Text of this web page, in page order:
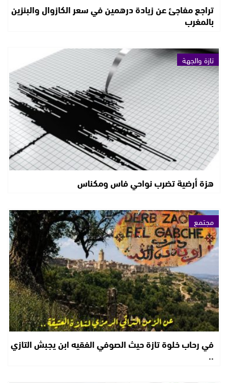
تراجع مفاجئ عن زيادة درهمين في سعر الكازوال والبنزين
بالمغرب
تازة والجهة
هزة أرضية تضرب نواحي فاس ومكناس
مجتمع
في رحاب خلوة تازة حيث الصوفي الفقيه ابن يجبش التازي
..